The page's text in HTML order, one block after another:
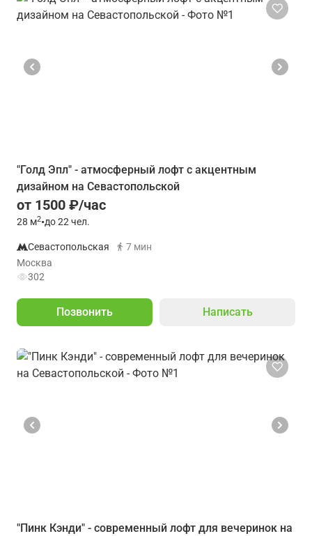
"Голд Эпл" - атмосферный лофт с акцентным
дизайном на Севастопольской
от 1500 ₽/час
28 м2•до 22 чел.
Севастопольская
7 мин
Москва
302
Позвонить Написать
"Пинк Кэнди" - современный лофт для вечеринок на